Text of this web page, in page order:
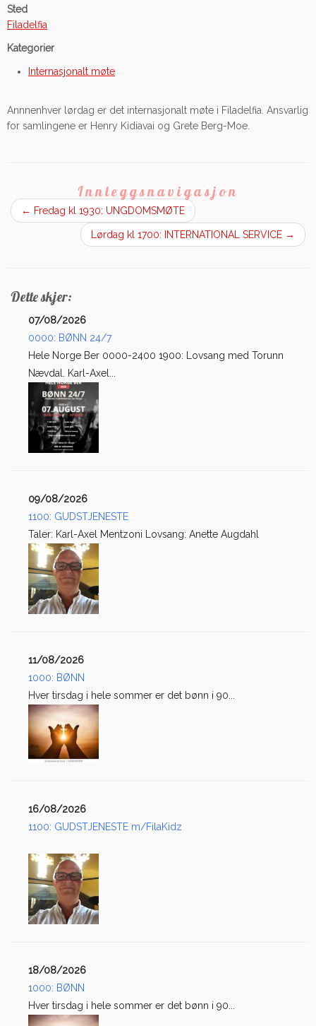
Sted
Filadelfia
Kategorier
Internasjonalt møte
Annnenhver lørdag er det internasjonalt møte i Filadelfia. Ansvarlig
for samlingene er Henry Kidiavai og Grete Berg-Moe.
Innleggsnavigasjon
← Fredag kl 1930: UNGDOMSMØTE
Lørdag kl 1700: INTERNATIONAL SERVICE →
Dette skjer:
07/08/2026
0000: BØNN 24/7
Hele Norge Ber 0000-2400 1900: Lovsang med Torunn
Nævdal. Karl-Axel...
09/08/2026
1100: GUDSTJENESTE
Taler: Karl-Axel Mentzoni Lovsang: Anette Augdahl
11/08/2026
1000: BØNN
Hver tirsdag i hele sommer er det bønn i 90...
16/08/2026
1100: GUDSTJENESTE m/FilaKidz
18/08/2026
1000: BØNN
Hver tirsdag i hele sommer er det bønn i 90...